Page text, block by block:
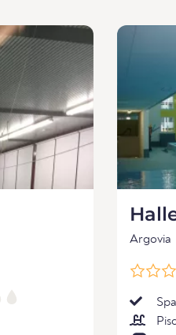
Argovia